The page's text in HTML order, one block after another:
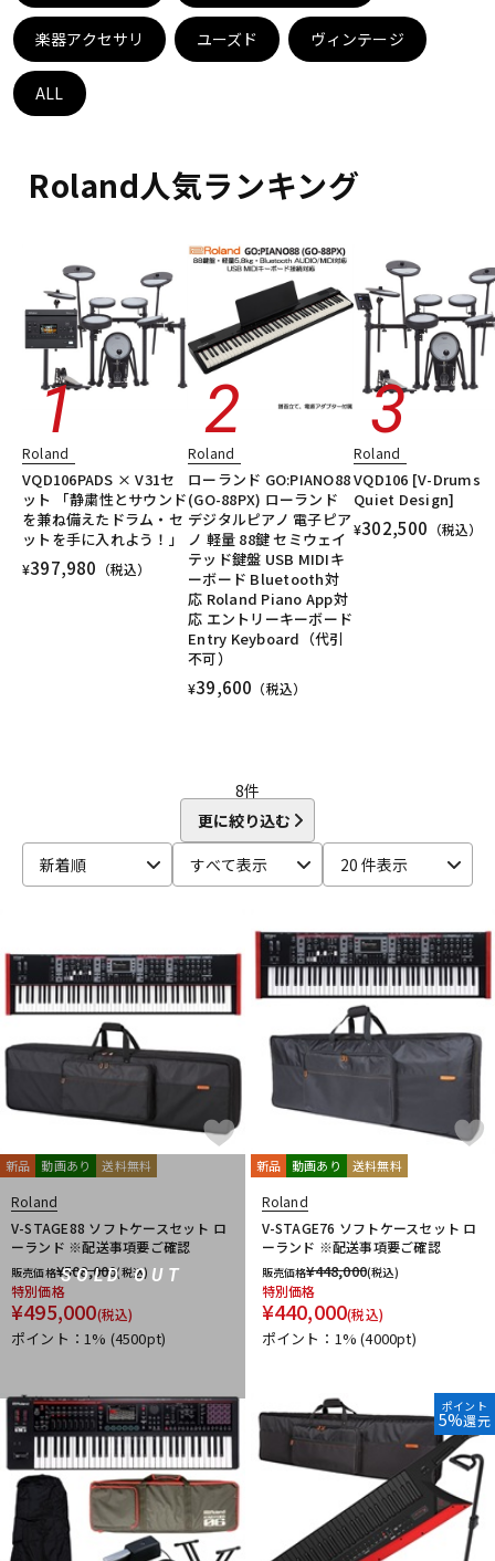
DJ機器 DTM
配信/ライブ機器 楽器アクセサリ
ヴィンテージ
楽器アクセサリ ユーズド ヴィンテージ
ALL
Roland人気ランキング
Roland
VQD106PADS × V31セ
ット 「静粛性とサウンド
を兼ね備えたドラム・セ
ットを手に入れよう！」
¥397,980 （税込）
Roland
ローランド GO:PIANO88
(GO-88PX) ローランド
デジタルピアノ 電子ピア
ノ 軽量 88鍵 セミウェイ
テッド鍵盤 USB MIDIキ
ーボード Bluetooth対
応 Roland Piano App対
応 エントリーキーボード
Entry Keyboard（代引
不可）
¥39,600 （税込）
Roland
VQD106 [V-Drums
Quiet Design]
¥302,500 （税込）
8件
更に絞り込む
新着順
すべて表示 20 件表示
SOLD OUT
新品 動画あり 送料無料
Roland
V-STAGE88 ソフトケースセット ロ
ーランド ※配送事項要ご確認
販売価格¥508,000(税込)
特別価格
¥495,000(税込)
ポイント：1% (4500pt)
新品 動画あり 送料無料
Roland
V-STAGE76 ソフトケースセット ロ
ーランド ※配送事項要ご確認
販売価格¥448,000(税込)
特別価格
¥440,000(税込)
ポイント：1%(4000pt)
ポイント
5%還元